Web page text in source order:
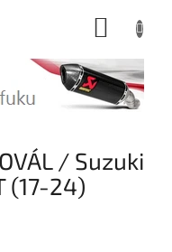
/ Suzuki
(17-24)